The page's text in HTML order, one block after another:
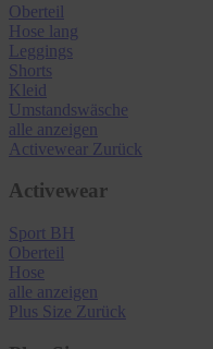
Oberteil
Hose lang
Leggings
Shorts
Kleid
Umstandswäsche
alle anzeigen
Activewear Zurück
Activewear
Sport BH
Oberteil
Hose
alle anzeigen
Plus Size Zurück